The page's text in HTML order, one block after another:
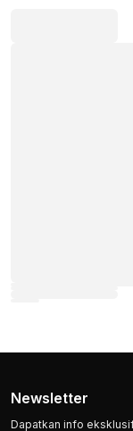
Newsletter
Dapatkan info